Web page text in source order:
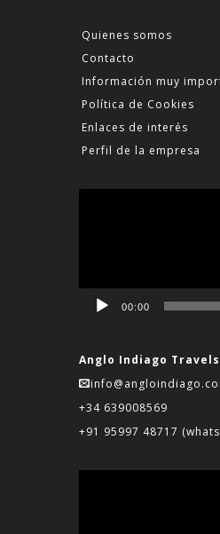
Quienes somos
Contacto
Información muy
Política de Cookies
Enlaces de interés
Perfil de la empresa
00:00
Anglo Indiago
+34 639008569
+91 95997 48717